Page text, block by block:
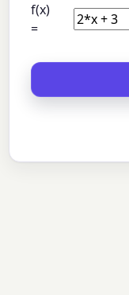
f(x)
=